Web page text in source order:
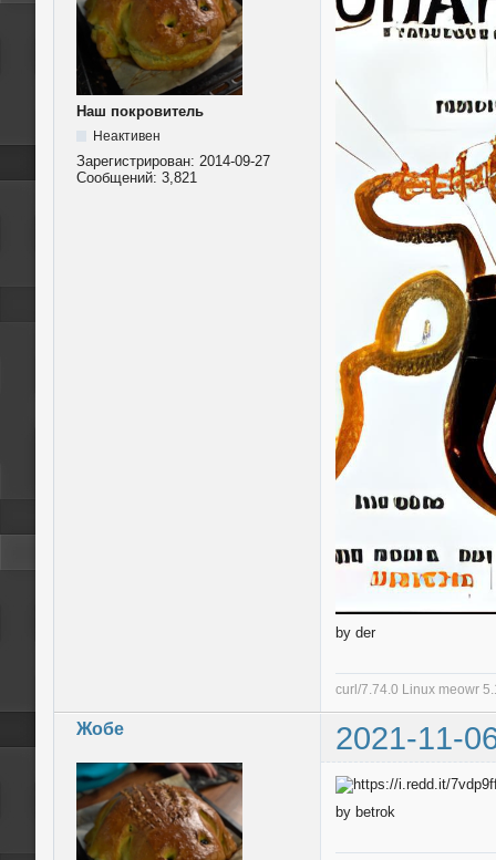
Наш покровитель
Неактивен
Зарегистрирован: 2014-09-27
Сообщений: 3,821
by der
curl/7.74.0 Linux meowr
Жобе 2021-11-
by betrok